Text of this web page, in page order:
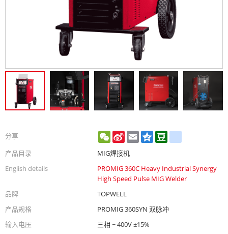
分享 WeChat
Sina
Weibo
Email Qzone
产品目录
MIG焊接机
English details
PROMIG 360C Heavy Industrial Synergy
High Speed Pulse MIG Welder
品牌
TOPWELL
产品规格
PROMIG 360SYN 双脉冲
输入电压
三相 ~ 400V ±15%